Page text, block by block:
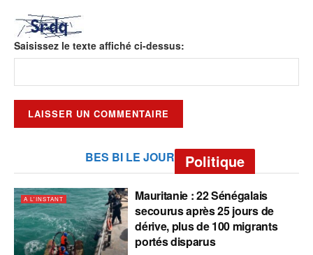
Saisissez le texte affiché ci-dessus:
BES BI LE JOUR Politique
A L'INSTANT
Mauritanie : 22 Sénégalais
secourus après 25 jours de
dérive, plus de 100 migrants
portés disparus